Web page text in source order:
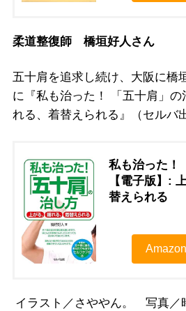
柔道整復師 橋垣好人さん
五十肩を追求し続け、大阪に橋
に『私も治った！ 「五十肩」
れる、着替えられる』（セルバ
私も治った！
【電子版】:
替えられる
イラスト／さややん。 写真